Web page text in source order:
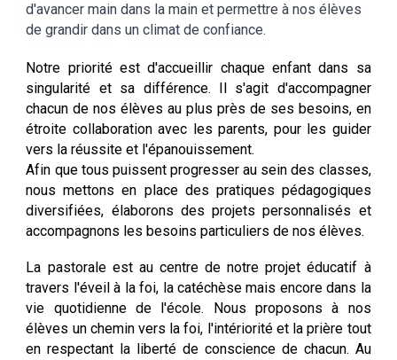
d'avancer main dans la main et permettre à nos élèves
de grandir dans un climat de confiance.
Notre priorité est d'accueillir chaque enfant dans sa
singularité et sa différence. Il s'agit d'accompagner
chacun de nos élèves au plus près de ses besoins, en
étroite collaboration avec les parents, pour les guider
vers la réussite et l'épanouissement.
Afin que tous puissent progresser au sein des classes,
nous mettons en place des pratiques pédagogiques
diversifiées, élaborons des projets personnalisés et
accompagnons les besoins particuliers de nos élèves.
La pastorale est au centre de notre projet éducatif à
travers l'éveil à la foi, la catéchèse mais encore dans la
vie quotidienne de l'école. Nous proposons à nos
élèves un chemin vers la foi, l'intériorité et la prière tout
en respectant la liberté de conscience de chacun. Au